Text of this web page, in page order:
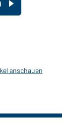
anschauen